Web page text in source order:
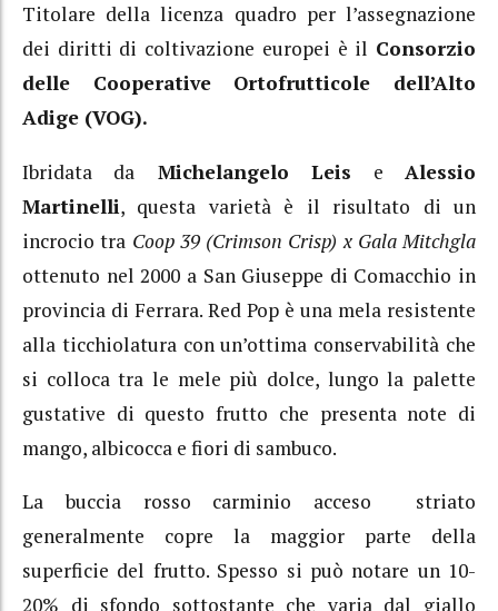
Titolare della licenza quadro per l’assegnazione
dei diritti di coltivazione europei è il Consorzio
delle Cooperative Ortofrutticole dell’Alto
Adige (VOG).
Ibridata da Michelangelo Leis eAlessio
Martinelli, questa varietà è il risultato di un
incrocio tra Coop 39 (Crimson Crisp) x Gala Mitchgla
ottenuto nel 2000 a San Giuseppe di Comacchio in
provincia di Ferrara. Red Pop è una mela resistente
alla ticchiolatura con un’ottima conservabilità che
si colloca tra le mele più dolce, lungo la palette
gustative di questo frutto che presenta note di
mango, albicocca e fiori di sambuco.
La buccia rosso carminio acceso striato
generalmente copre la maggior parte della
superficie del frutto. Spesso si può notare un 10-
20% di sfondo sottostante che varia dal giallo